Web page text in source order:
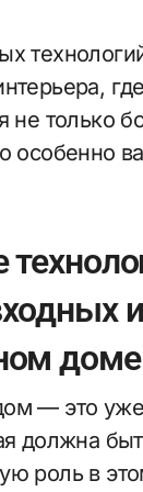
не
особенно
доме
— это уже
должна
роль в